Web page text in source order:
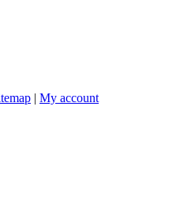
| My account